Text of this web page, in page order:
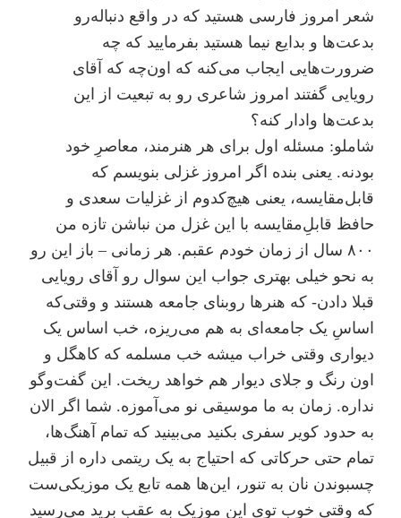
شعر امروز فارسی هستید که در واقع دنباله‌رو
بدعت‌ها و بدایع نیما هستید بفرمایید که چه
ضرورت‌هایی ایجاب می‌کنه که اون‌چه که آقای
رویایی گفتند امروز شاعری رو به تبعیت از این
بدعت‌ها وادار کنه؟
شاملو: مسئله اول برای هر هنرمند، معاصرِ خود
بودنه. یعنی بنده اگر امروز غزلی بنویسم که
قابل‌مقایسه، یعنی هیچ‌کدوم از غزلیات سعدی و
حافظ قابلِ‌مقایسه با این غزل من نباشن تازه من
۸۰۰ سال از زمان خودم عقبم. هر زمانی‌ – باز این رو
به نحو خیلی بهتری جواب این سوال رو آقای رویایی
قبلا دادن- که هنرها روبنای جامعه هستند و وقتی‌که
اساسِ یک جامعه‌ای به هم می‌ریزه، خب اساس یک
دیواری وقتی خراب میشه خب مسلمه که کاهگل و
اون رنگ و جلای دیوار هم خواهد ریخت. این گفت‌و‌گو
نداره. زمان به ما موسیقی نو می‌آموزه. شما اگر الان
به حدود کویر سفری بکنید می‌بینید که تمام آهنگ‌ها،
تمام حتی حرکاتی که احتیاج به یک ریتمی داره از قبیل
چسبوندن نان به تنور، این‌ها همه تابع یک موزیکی‌ست
که وقتی خوب توی این موزیک به عقب برید می‌رسید